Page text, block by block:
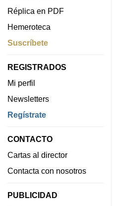
Réplica en PDF
Hemeroteca
Suscríbete
REGISTRADOS
Mi perfil
Newsletters
Regístrate
CONTACTO
Cartas al director
Contacta con nosotros
PUBLICIDAD